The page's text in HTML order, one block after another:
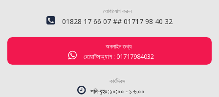
যোগাযোগ করুন
01828 17 66 07 ## 01717 98 40 32
অনলাইন তথ্য
হোয়াটসঅ্যাপ : 01717984032
কার্যদিবস
শনি-বৃহঃ :১০:০০ - ১ ৬.০০